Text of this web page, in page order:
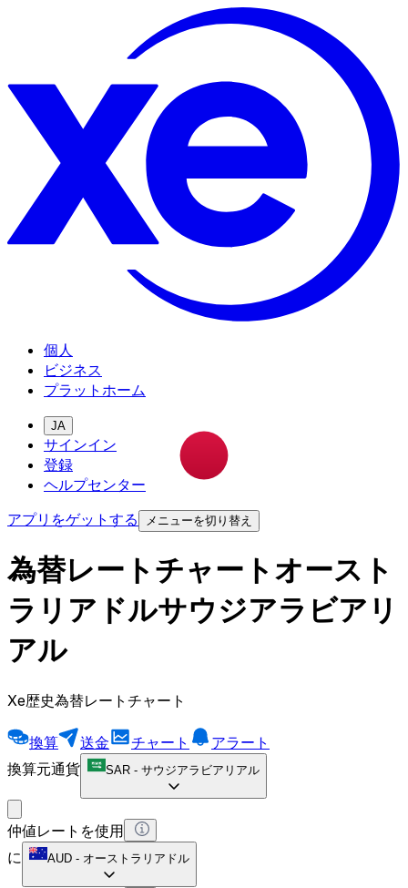
個人
ビジネス
プラットホーム
JA
サインイン
登録
ヘルプセンター
アプリをゲットする
メニューを切り替え
為替レートチャートオースト
ラリアドルサウジアラビアリ
アル
Xe歴史為替レートチャート
換算 送金 チャート
アラート
換算元通貨
SAR - サウジアラビアリアル
仲値レートを使用
に
AUD - オーストラリアドル